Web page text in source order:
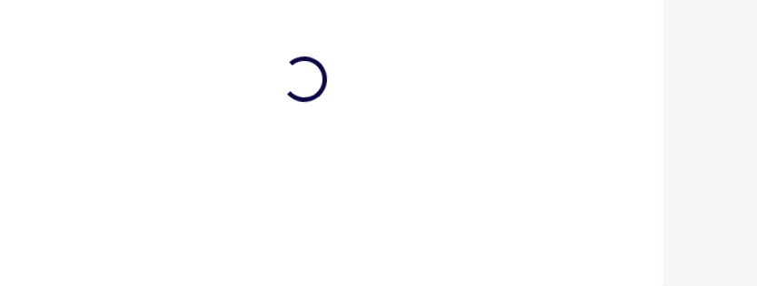
Nová řada prutů Truefly s označením FA pro určení